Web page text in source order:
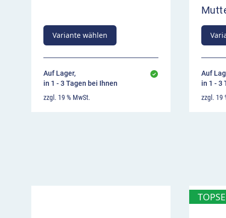
Variante wählen
Auf Lager,
in 1 - 3 Tagen bei Ihnen
zzgl. 19 % MwSt.
Auf
in 1 - 3
zzgl. 19